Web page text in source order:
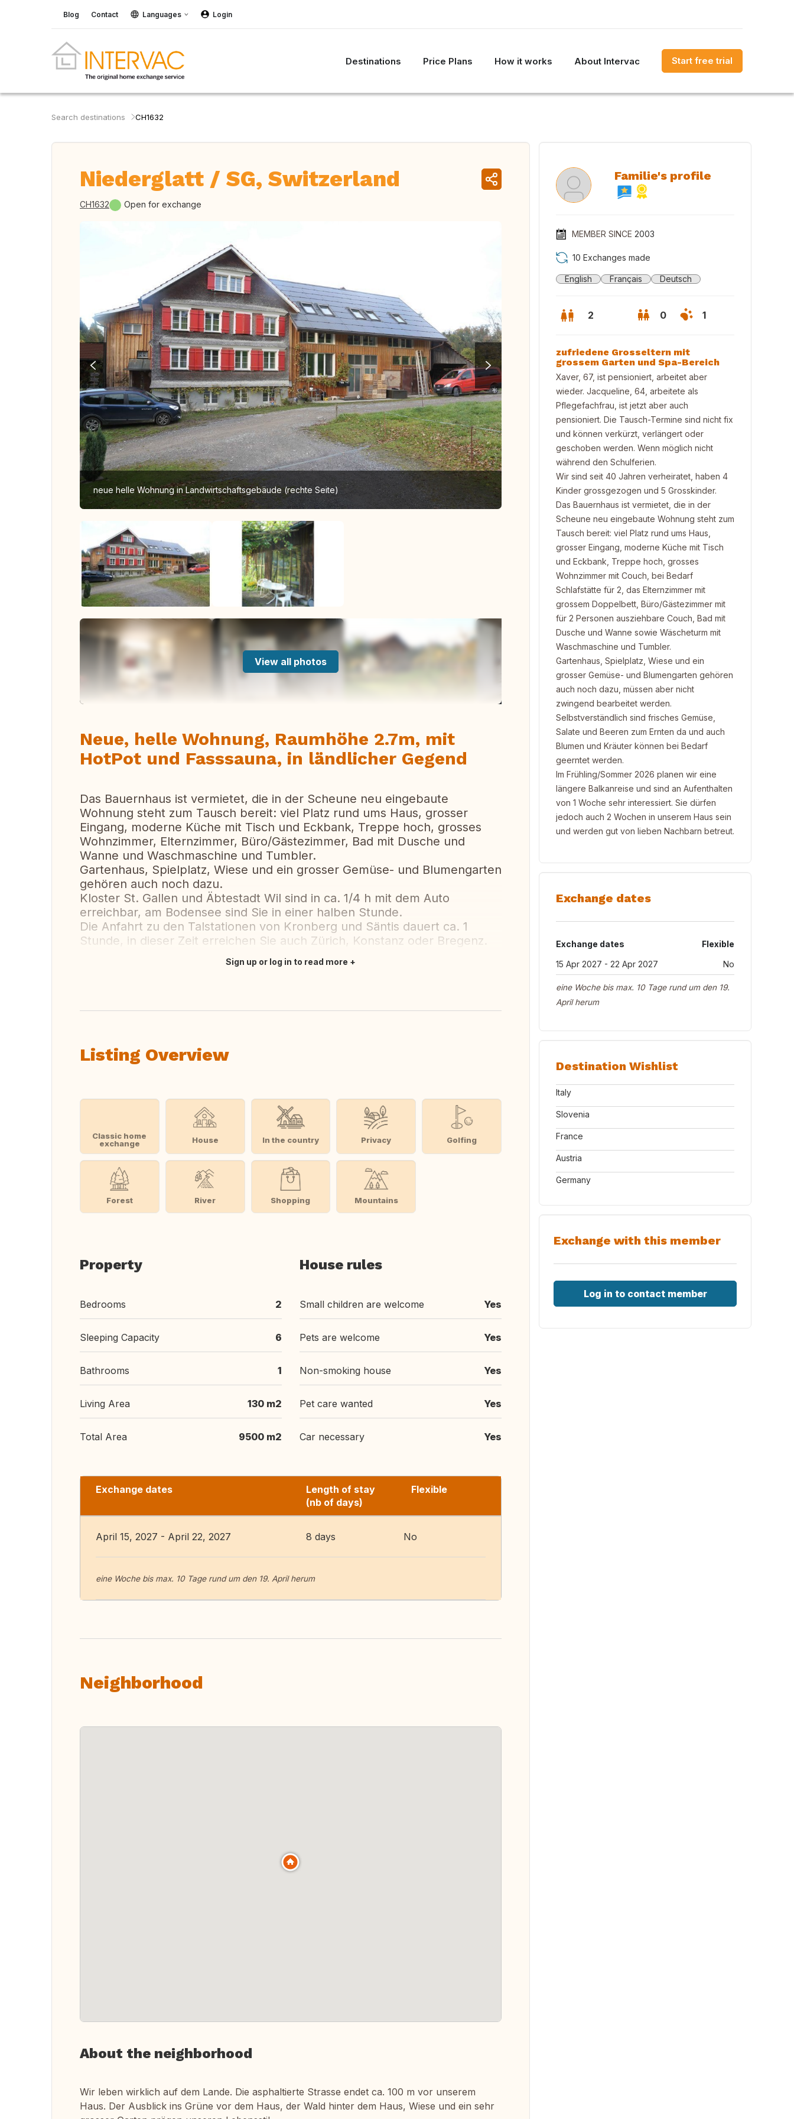
Blog Contact Languages Login
Destinations Price Plans How it works About Intervac Start free trial
Search destinations CH1632
Niederglatt / SG, Switzerland
CH1632 Open for exchange
neue helle Wohnung in Landwirtschaftsgebäude (rechte Seite) Sitzplatz vor Gartenhaus
View all photos
Neue, helle Wohnung, Raumhöhe 2.7m, mit
HotPot und Fasssauna, in ländlicher Gegend
Das Bauernhaus ist vermietet, die in der Scheune neu eingebaute
Wohnung steht zum Tausch bereit: viel Platz rund ums Haus, grosser
Eingang, moderne Küche mit Tisch und Eckbank, Treppe hoch, grosses
Wohnzimmer, Elternzimmer, Büro/Gästezimmer, Bad mit Dusche und
Wanne und Waschmaschine und Tumbler.
Gartenhaus, Spielplatz, Wiese und ein grosser Gemüse- und Blumengarten
gehören auch noch dazu.
Kloster St. Gallen und Äbtestadt Wil sind in ca. 1/4 h mit dem Auto
erreichbar, am Bodensee sind Sie in einer halben Stunde.
Die Anfahrt zu den Talstationen von Kronberg und Säntis dauert ca. 1
Stunde, in dieser Zeit erreichen Sie auch Zürich, Konstanz oder Bregenz.
Sign up or log in to read more
Listing Overview
Classic home
exchange
House In the country Privacy Golfing
Forest River Shopping Mountains
Property
Bedrooms 2
Sleeping Capacity 6
Bathrooms 1
Living Area 130 m2
Total Area 9500 m2
House rules
Small children are welcome Yes
Pets are welcome Yes
Non-smoking house Yes
Pet care wanted Yes
Car necessary Yes
Exchange dates
Length of stay
(nb of days)
Flexible
April 15, 2027 - April 22, 2027 8 days No
eine Woche bis max. 10 Tage rund um den 19. April herum
Neighborhood
About the neighborhood
Wir leben wirklich auf dem Lande. Die asphaltierte Strasse endet ca. 100 m vor unserem
Haus. Der Ausblick ins Grüne vor dem Haus, der Wald hinter dem Haus, Wiese und ein sehr
Familie's profile
MEMBER SINCE 2003
10 Exchanges made
English Français Deutsch
2 0 1
zufriedene Grosseltern mit
grossem Garten und Spa-Bereich
Xaver, 67, ist pensioniert, arbeitet aber
wieder. Jacqueline, 64, arbeitete als
Pflegefachfrau, ist jetzt aber auch
pensioniert. Die Tausch-Termine sind nicht fix
und können verkürzt, verlängert oder
geschoben werden. Wenn möglich nicht
während den Schulferien.
Wir sind seit 40 Jahren verheiratet, haben 4
Kinder grossgezogen und 5 Grosskinder.
Das Bauernhaus ist vermietet, die in der
Scheune neu eingebaute Wohnung steht zum
Tausch bereit: viel Platz rund ums Haus,
grosser Eingang, moderne Küche mit Tisch
und Eckbank, Treppe hoch, grosses
Wohnzimmer mit Couch, bei Bedarf
Schlafstätte für 2, das Elternzimmer mit
grossem Doppelbett, Büro/Gästezimmer mit
für 2 Personen ausziehbare Couch, Bad mit
Dusche und Wanne sowie Wäscheturm mit
Waschmaschine und Tumbler.
Gartenhaus, Spielplatz, Wiese und ein
grosser Gemüse- und Blumengarten gehören
auch noch dazu, müssen aber nicht
zwingend bearbeitet werden.
Selbstverständlich sind frisches Gemüse,
Salate und Beeren zum Ernten da und auch
Blumen und Kräuter können bei Bedarf
geerntet werden.
Im Frühling/Sommer 2026 planen wir eine
längere Balkanreise und sind an Aufenthalten
von 1 Woche sehr interessiert. Sie dürfen
jedoch auch 2 Wochen in unserem Haus sein
und werden gut von lieben Nachbarn betreut.
Exchange dates
Exchange dates
Flexible
15 Apr 2027 - 22 Apr 2027
No
eine Woche bis max. 10 Tage rund um den 19.
April herum
Destination Wishlist
Italy
Slovenia
France
Austria
Germany
Exchange with this member
Log in to contact member